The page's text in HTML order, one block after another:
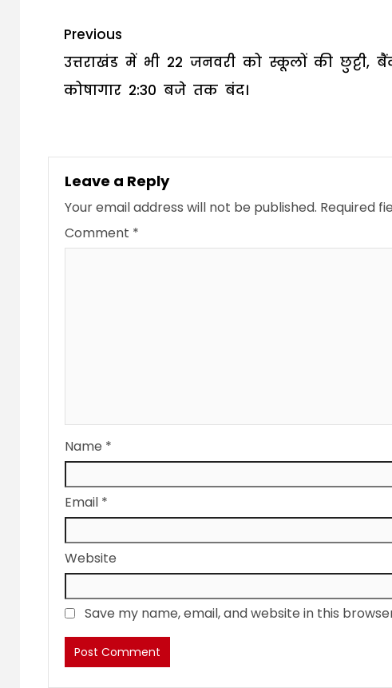
Post
navigation
Previous
उत्तराखंड में भी 22 जनवरी को स्कूलों की छुट्टी,
कोषागार 2:30 बजे तक बंद।
Leave a Reply
Your email address will not be published. Required
Comment *
Name *
Email *
Website
Save my name, email, and website in this